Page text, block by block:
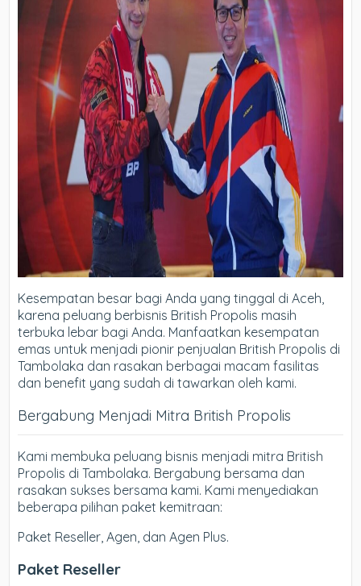
Kesempatan besar bagi Anda yang tinggal di Aceh,
karena peluang berbisnis British Propolis masih
terbuka lebar bagi Anda. Manfaatkan kesempatan
emas untuk menjadi pionir penjualan British Propolis di
Tambolaka dan rasakan berbagai macam fasilitas
dan benefit yang sudah di tawarkan oleh kami.
Bergabung Menjadi Mitra British Propolis
Kami membuka peluang bisnis menjadi mitra British
Propolis di Tambolaka. Bergabung bersama dan
rasakan sukses bersama kami. Kami menyediakan
beberapa pilihan paket kemitraan:
Paket Reseller, Agen, dan Agen Plus.
Paket Reseller